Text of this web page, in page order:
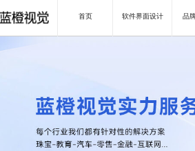
首页 软件界面设计 品